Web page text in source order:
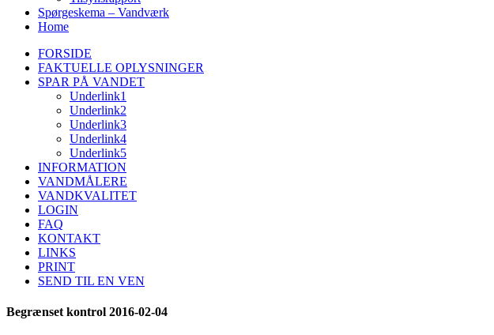
Spørgeskema – Vandværk
Home
FORSIDE
FAKTUELLE OPLYSNINGER
SPAR PÅ VANDET
Underlink1
Underlink2
Underlink3
Underlink4
Underlink5
INFORMATION
VANDMÅLERE
VANDKVALITET
LOGIN
FAQ
KONTAKT
LINKS
PRINT
SEND TIL EN VEN
Begrænset kontrol 2016-02-04